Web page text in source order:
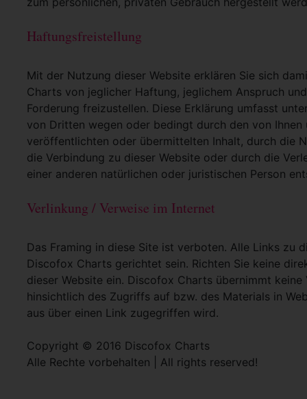
Haftungsfreistellung
Mit der Nutzung dieser Website erklären Sie sich
Charts von jeglicher Haftung, jeglichem Anspruch
Forderung freizustellen. Diese Erklärung umfasst
von Dritten wegen oder bedingt durch den von Ihnen
veröffentlichten oder übermittelten Inhalt, durch die
die Verbindung zu dieser Website oder durch die
einer anderen natürlichen oder juristischen Person
Verlinkung / Verweise im Internet
Das Framing in diese Site ist verboten. Alle Links zu
Discofox Charts gerichtet sein. Richten Sie keine
dieser Website ein. Discofox Charts übernimmt
hinsichtlich des Zugriffs auf bzw. des Materials in
aus über einen Link zugegriffen wird.
Copyright © 2016 Discofox Charts
Alle Rechte vorbehalten | All rights reserved!